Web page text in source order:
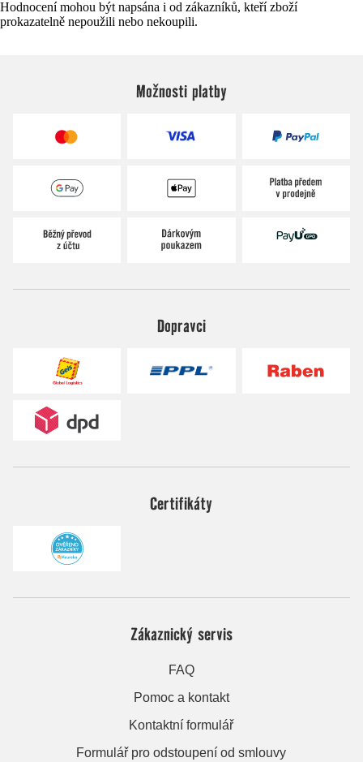
Hodnocení mohou být napsána i od zákazníků, kteří zboží
prokazatelně nepoužili nebo nekoupili.
Možnosti platby
Dopravci
Certifikáty
Zákaznický servis
FAQ
Pomoc a kontakt
Kontaktní formulář
Formulář pro odstoupení od smlouvy